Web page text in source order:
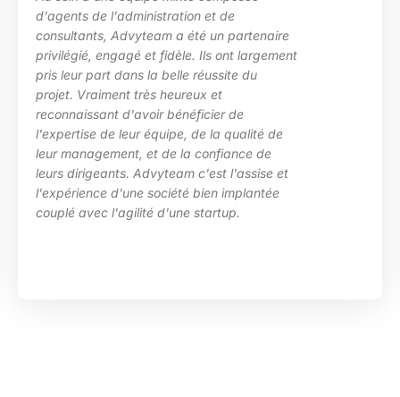
d'agents de l'administration et de
consultants, Advyteam a été un partenaire
privilégié, engagé et fidèle. Ils ont largement
pris leur part dans la belle réussite du
projet. Vraiment très heureux et
reconnaissant d'avoir bénéficier de
l'expertise de leur équipe, de la qualité de
leur management, et de la confiance de
leurs dirigeants. Advyteam c'est l'assise et
l'expérience d'une société bien implantée
couplé avec l'agilité d'une startup.